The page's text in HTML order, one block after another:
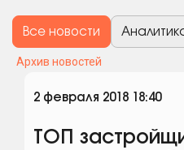
Все новости
Архив новостей
2 февраля 2018 18:40
ТОП